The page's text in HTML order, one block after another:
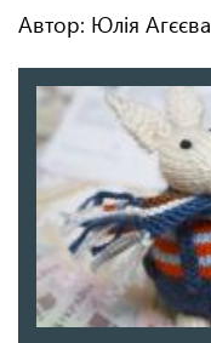
Автор: Юлія Агєєва